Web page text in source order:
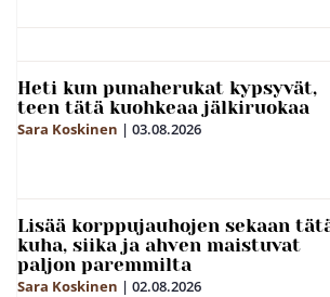
Heti kun punaherukat kypsyvät,
teen tätä kuohkeaa jälkiruokaa
Sara Koskinen | 03.08.2026
Lisää korppujauhojen sekaan
kuha, siika ja ahven maistuvat
paljon paremmilta
Sara Koskinen | 02.08.2026